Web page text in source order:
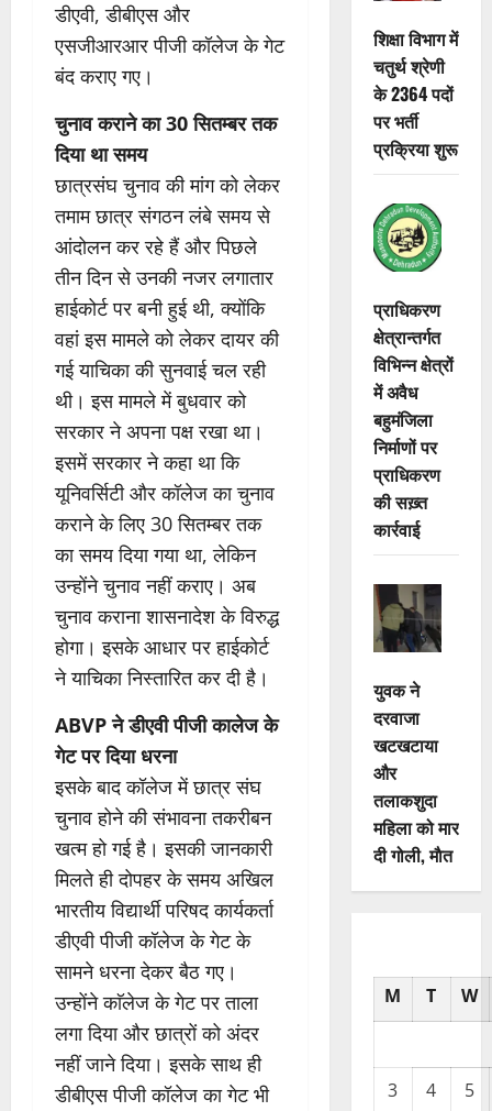
डीएवी, डीबीएस और
एसजीआरआर पीजी कॉलेज के गेट
बंद कराए गए।
चुनाव कराने का 30 सितम्बर तक
दिया था समय
छात्रसंघ चुनाव की मांग को लेकर
तमाम छात्र संगठन लंबे समय से
आंदोलन कर रहे हैं और पिछले
तीन दिन से उनकी नजर लगातार
हाईकोर्ट पर बनी हुई थी, क्योंकि
वहां इस मामले को लेकर दायर की
गई याचिका की सुनवाई चल रही
थी। इस मामले में बुधवार को
सरकार ने अपना पक्ष रखा था।
इसमें सरकार ने कहा था कि
यूनिवर्सिटी और कॉलेज का चुनाव
कराने के लिए 30 सितम्बर तक
का समय दिया गया था, लेकिन
उन्होंने चुनाव नहीं कराए। अब
चुनाव कराना शासनादेश के विरुद्ध
होगा। इसके आधार पर हाईकोर्ट
ने याचिका निस्तारित कर दी है।
ABVP ने डीएवी पीजी कालेज के
गेट पर दिया धरना
इसके बाद कॉलेज में छात्र संघ
चुनाव होने की संभावना तकरीबन
खत्म हो गई है। इसकी जानकारी
मिलते ही दोपहर के समय अखिल
भारतीय विद्यार्थी परिषद कार्यकर्ता
डीएवी पीजी कॉलेज के गेट के
सामने धरना देकर बैठ गए।
उन्होंने काॅलेज के गेट पर ताला
लगा दिया और छात्रों को अंदर
नहीं जाने दिया। इसके साथ ही
डीबीएस पीजी कॉलेज का गेट भी
शिक्षा विभाग में
चतुर्थ श्रेणी
के 2364 पदों
पर भर्ती
प्रक्रिया शुरू
प्राधिकरण
क्षेत्रान्तर्गत
विभिन्न क्षेत्रों
में अवैध
बहुमंजिला
निर्माणों पर
प्राधिकरण
की सख़्त
कार्रवाई
युवक ने
दरवाजा
खटखटाया
और
तलाकशुदा
महिला को मार
दी गोली, माैत
M T W
3 4
5